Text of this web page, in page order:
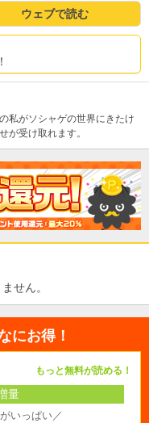
ウェブで読む
私がソシャゲの世界にきたけ
が受け取れます。
せん。
にお得！
もっと無料が読める！
量
いっぱい／